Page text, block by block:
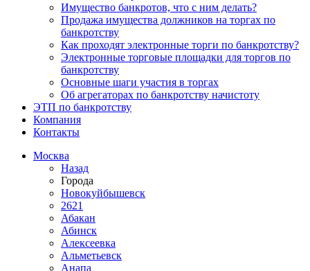
Имущество банкротов, что с ним делать?
Продажа имущества должников на торгах по
банкротству
Как проходят электронные торги по банкротству?
Электронные торговые площадки для торгов по
банкротству
Основные шаги участия в торгах
Об агрегаторах по банкротству начистоту
ЭТП по банкротству
Компания
Контакты
Москва
Назад
Города
Новокуйбышевск
2621
Абакан
Абинск
Алексеевка
Альметьевск
Анапа